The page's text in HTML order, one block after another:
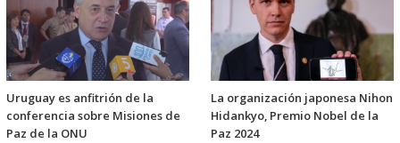
Uruguay es anfitrión de la
conferencia sobre Misiones de
Paz de la ONU
La organización japonesa Nihon
Hidankyo, Premio Nobel de la
Paz 2024